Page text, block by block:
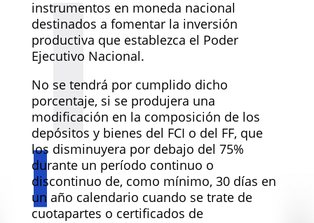
instrumentos en moneda nacional
destinados a fomentar la inversión
productiva que establezca el Poder
Ejecutivo Nacional.
No se tendrá por cumplido dicho
porcentaje, si se produjera una
modificación en la composición de los
depósitos y bienes del FCI o del FF, que
los disminuyera por debajo del 75%
durante un período continuo o
discontinuo de, como mínimo, 30 días en
un año calendario cuando se trate de
cuotapartes o certificados de